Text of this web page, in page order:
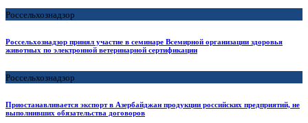
Россельхознадзор
Россельхознадзор принял участие в семинаре Всемирной организации здоровья
животных по электронной ветеринарной сертификации
Россельхознадзор
Приостанавливается экспорт в Азербайджан продукции российских предприятий, не
выполнивших обязательства договоров